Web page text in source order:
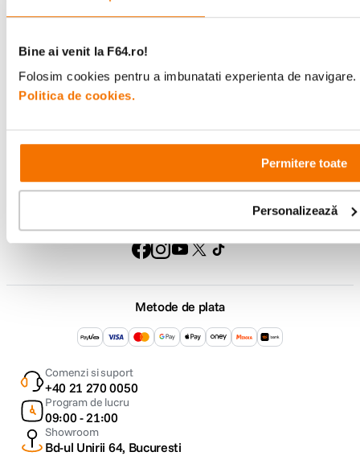
Bine ai venit la F64.ro!
Folosim cookies pentru a imbunatati experienta de
Politica de cookies.
Permitere toate
Personalizează
Comenzi si livrare
Suport
Metode de plata
Comenzi si suport
+40 21 270 0050
Program de lucru
09:00 - 21:00
Showroom
Bd-ul Unirii 64, Bucuresti